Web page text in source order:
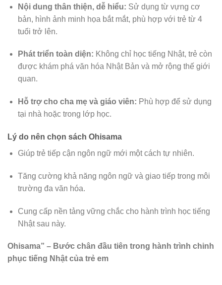
Nội dung thân thiện, dễ hiểu: Sử dụng từ vựng cơ
bản, hình ảnh minh họa bắt mắt, phù hợp với trẻ từ 4
tuổi trở lên.
Phát triển toàn diện: Không chỉ học tiếng Nhật, trẻ còn
được khám phá văn hóa Nhật Bản và mở rộng thế giới
quan.
Hỗ trợ cho cha mẹ và giáo viên: Phù hợp để sử dụng
tại nhà hoặc trong lớp học.
Lý do nên chọn sách Ohisama
Giúp trẻ tiếp cận ngôn ngữ mới một cách tự nhiên.
Tăng cường khả năng ngôn ngữ và giao tiếp trong môi
trường đa văn hóa.
Cung cấp nền tảng vững chắc cho hành trình học tiếng
Nhật sau này.
Ohisama” – Bước chân đầu tiên trong hành trình chinh
phục tiếng Nhật của trẻ em